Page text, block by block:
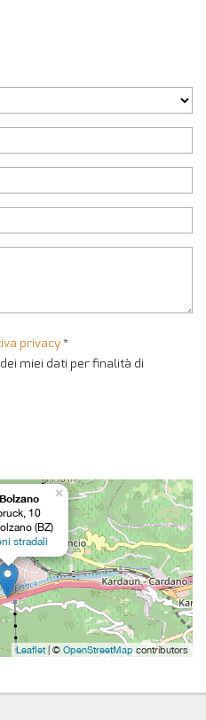
privacy*
miei dati per finalità di
10
(BZ)
stradali
×
Leaflet| © OpenStreetMapcontributors